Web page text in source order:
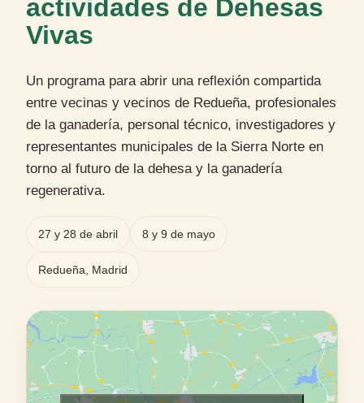
actividades de Dehesas
Vivas
Un programa para abrir una reflexión compartida
entre vecinas y vecinos de Redueña, profesionales
de la ganadería, personal técnico, investigadores y
representantes municipales de la Sierra Norte en
torno al futuro de la dehesa y la ganadería
regenerativa.
27 y 28 de abril 8 y 9 de mayo
Redueña, Madrid